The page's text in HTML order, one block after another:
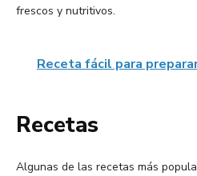
frescos y nutritivos.
Receta fácil para
Recetas
Algunas de las recetas más